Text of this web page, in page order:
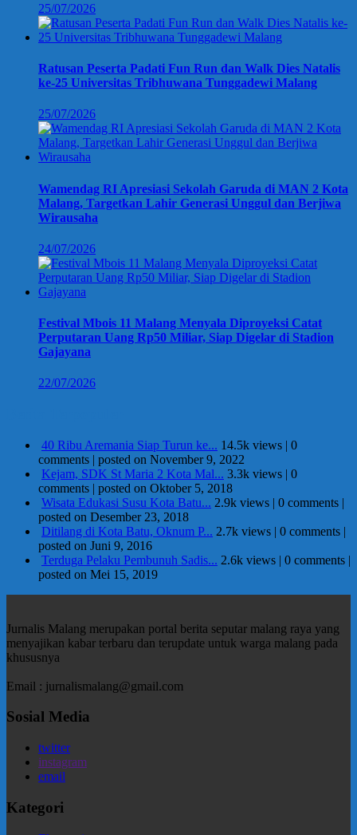
25/07/2026
Ratusan Peserta Padati Fun Run dan Walk Dies Natalis
ke-25 Universitas Tribhuwana Tunggadewi Malang
25/07/2026
Wamendag RI Apresiasi Sekolah Garuda di MAN 2 Kota
Malang, Targetkan Lahir Generasi Unggul dan Berjiwa
Wirausaha
24/07/2026
Festival Mbois 11 Malang Menyala Diproyeksi Catat
Perputaran Uang Rp50 Miliar, Siap Digelar di Stadion
Gajayana
22/07/2026
40 Ribu Aremania Siap Turun ke... 14.5k views | 0
comments | posted on November 9, 2022
Kejam, SDK St Maria 2 Kota Mal... 3.3k views | 0
comments | posted on Oktober 5, 2018
Wisata Edukasi Susu Kota Batu... 2.9k views | 0 comments |
posted on Desember 23, 2018
Ditilang di Kota Batu, Oknum P... 2.7k views | 0 comments |
posted on Juni 9, 2016
Terduga Pelaku Pembunuh Sadis... 2.6k views | 0 comments |
posted on Mei 15, 2019
Jurnalis Malang merupakan portal berita seputar malang raya yang
menyajikan kabar terbaru dan terupdate untuk warga malang pada
khususnya
Email : jurnalismalang@gmail.com
Sosial Media
twitter
instagram
email
Kategori